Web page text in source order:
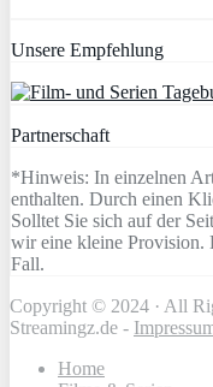
Unsere Empfehlung
Partnerschaft
*Hinweis: In einzelnen
enthalten. Durch einen
Solltet Sie sich auf der
wir eine kleine Provision.
Fall.
Copyright © 2024 · All
Streamingz.de -
Home